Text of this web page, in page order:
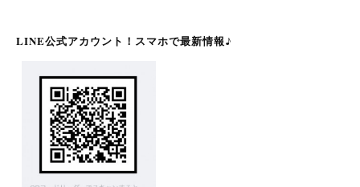
LINE公式アカウント！スマホで最新情報♪